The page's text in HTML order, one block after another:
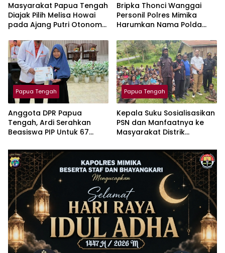
Masyarakat Papua Tengah
Diajak Pilih Melisa Howai
pada Ajang Putri Otonom
Bripka Thonci Wanggai
Personil Polres Mimika
Harumkan Nama Polda
Kejuaraan Karate Kapolri
Cup 2026
Papua Tengah
Anggota DPR Papua
Tengah, Ardi Serahkan
Beasiswa PIP Untuk 67
Mampu di Timika
Papua Tengah
Kepala Suku Sosialisasikan
PSN dan Manfaatnya ke
Masyarakat Distrik